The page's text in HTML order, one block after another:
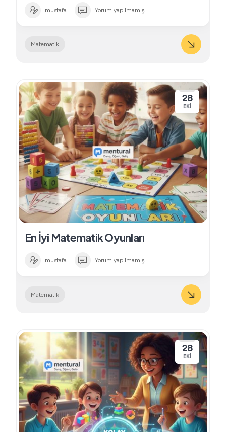
mustafa Yorum yapılmamış
Matematik
28
EKI
En İyi Matematik Oyunları
mustafa Yorum yapılmamış
Matematik
28
EKI